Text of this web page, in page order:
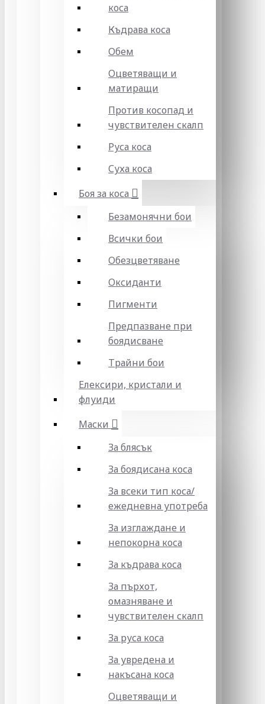
коса
Къдрава коса
Обем
Оцветяващи и
матиращи
Против косопад и
чувствителен скалп
Руса коса
Суха коса
Боя за коса
Безамонячни бои
Всички бои
Обезцветяване
Оксиданти
Пигменти
Предпазване при
боядисване
Трайни бои
Елексири, кристали и
флуиди
Маски
За блясък
За боядисана коса
За всеки тип коса/
ежедневна употреба
За изглаждане и
непокорна коса
За къдрава коса
За пърхот,
омазняване и
чувствителен скалп
За руса коса
За увредена и
накъсана коса
Оцветяващи и